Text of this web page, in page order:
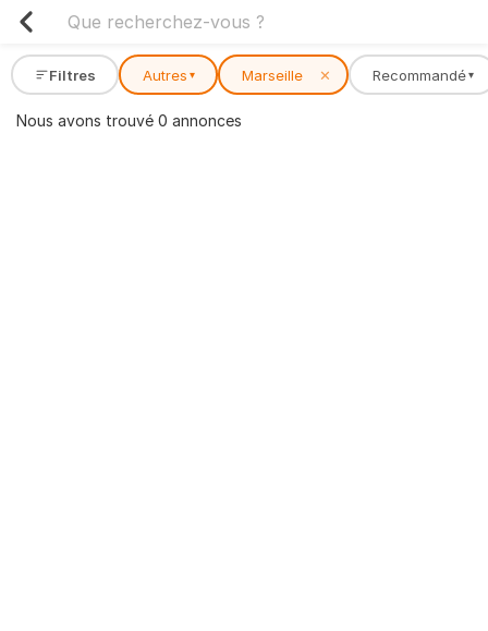
Filtres Autres ▾ Marseille ✕ Recommandé ▾
Nous avons trouvé 0 annonces